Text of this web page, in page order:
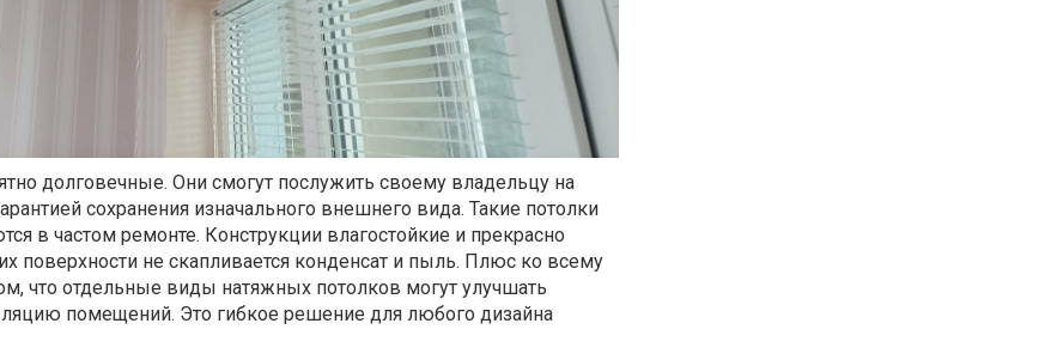
долговечные. Они смогут послужить своему владельцу на
сохранения изначального внешнего вида. Такие потолки
в частом ремонте. Конструкции влагостойкие и прекрасно
поверхности не скапливается конденсат и пыль. Плюс ко всему
что отдельные виды натяжных потолков могут улучшать
помещений. Это гибкое решение для любого дизайна